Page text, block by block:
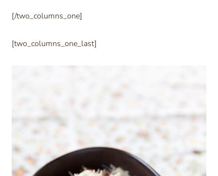
[/two_columns_one]
[two_columns_one_last]